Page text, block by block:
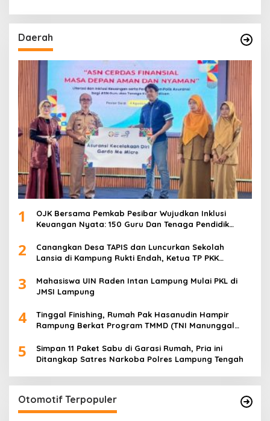
Daerah
1
OJK Bersama Pemkab Pesibar Wujudkan Inklusi
Keuangan Nyata: 150 Guru Dan Tenaga Pendidik
2
Canangkan Desa TAPIS dan Luncurkan Sekolah
Lansia di Kampung Rukti Endah, Ketua TP PKK
Desa
3
Mahasiswa UIN Raden Intan Lampung Mulai PKL di
JMSI Lampung
4
Tinggal Finishing, Rumah Pak Hasanudin Hampir
Rampung Berkat Program TMMD (TNI Manunggal
5
Simpan 11 Paket Sabu di Garasi Rumah, Pria ini
Ditangkap Satres Narkoba Polres Lampung Tengah
Otomotif Terpopuler